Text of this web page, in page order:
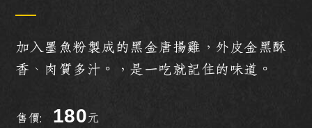
加入墨魚粉製成的黑金唐揚雞，外皮金黑酥
香、肉質多汁。，是一吃就記住的味道。
售價: 180元